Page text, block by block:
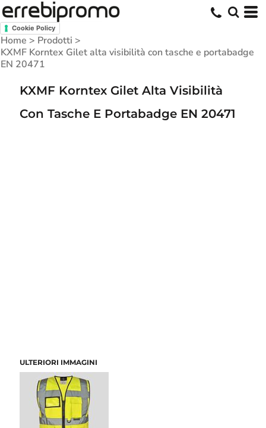
Cookie Policy
Home > Prodotti >
KXMF Korntex Gilet alta visibilità con tasche e portabadge
EN 20471
KXMF Korntex Gilet Alta Visibilità
Con Tasche E Portabadge EN 20471
ULTERIORI IMMAGINI